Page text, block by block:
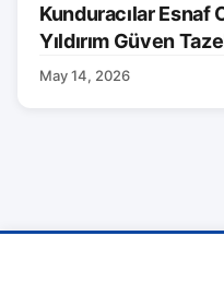
Kunduracılar Esnaf
Yıldırım Güven
May 14, 2026